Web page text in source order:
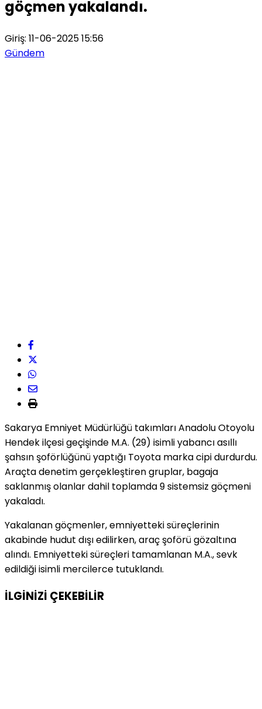
göçmen yakalandı.
Giriş: 11-06-2025 15:56
Gündem
Sakarya Emniyet Müdürlüğü takımları Anadolu Otoyolu
Hendek ilçesi geçişinde M.A. (29) isimli yabancı asıllı
şahsın şoförlüğünü yaptığı Toyota marka cipi durdurdu.
Araçta denetim gerçekleştiren gruplar, bagaja
saklanmış olanlar dahil toplamda 9 sistemsiz göçmeni
yakaladı.
Yakalanan göçmenler, emniyetteki süreçlerinin
akabinde hudut dışı edilirken, araç şoförü gözaltına
alındı. Emniyetteki süreçleri tamamlanan M.A., sevk
edildiği isimli mercilerce tutuklandı.
İLGİNİZİ ÇEKEBİLİR